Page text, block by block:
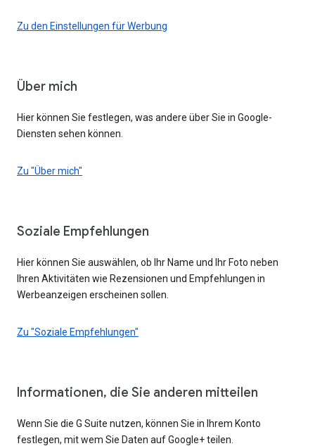
Zu den Einstellungen für Werbung
Über mich
Hier können Sie festlegen, was andere über Sie in Google-
Diensten sehen können.
Zu "Über mich"
Soziale Empfehlungen
Hier können Sie auswählen, ob Ihr Name und Ihr Foto neben
Ihren Aktivitäten wie Rezensionen und Empfehlungen in
Werbeanzeigen erscheinen sollen.
Zu "Soziale Empfehlungen"
Informationen, die Sie anderen mitteilen
Wenn Sie die G Suite nutzen, können Sie in Ihrem Konto
festlegen, mit wem Sie Daten auf Google+ teilen.